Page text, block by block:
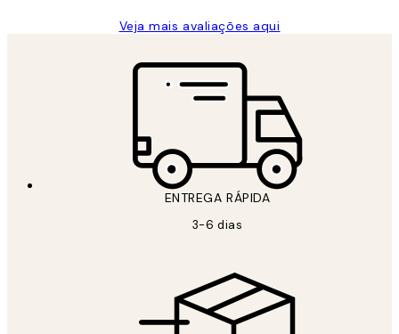
Veja mais avaliações aqui
ENTREGA RÁPIDA
3-6 dias